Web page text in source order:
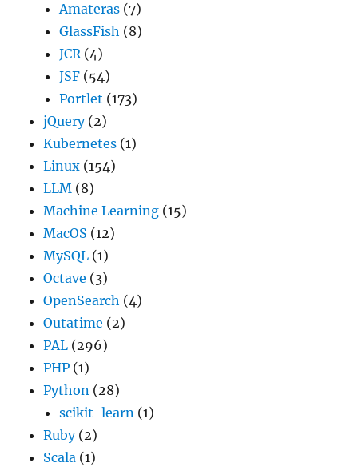
Amateras (7)
GlassFish (8)
JCR(4)
JSF (54)
Portlet (173)
jQuery(2)
Kubernetes (1)
Linux (154)
LLM (8)
Machine Learning (15)
MacOS (12)
MySQL (1)
Octave (3)
OpenSearch (4)
Outatime (2)
PAL (296)
PHP (1)
Python (28)
scikit-learn (1)
Ruby(2)
Scala (1)